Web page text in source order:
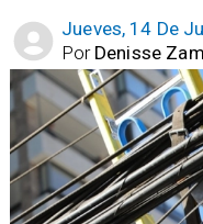
Jueves, 14 De
Denisse
Por